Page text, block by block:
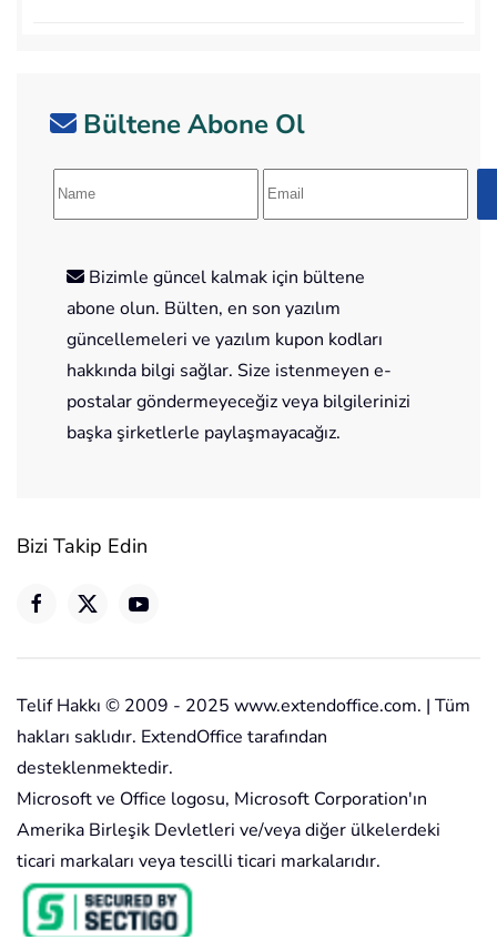
Bültene Abone Ol
Bizimle güncel kalmak için bültene
abone olun. Bülten, en son yazılım
güncellemeleri ve yazılım kupon kodları
hakkında bilgi sağlar. Size istenmeyen e-
postalar göndermeyeceğiz veya bilgilerinizi
başka şirketlerle paylaşmayacağız.
Bizi Takip Edin
Telif Hakkı © 2009 - 2025 www.extendoffice.com. | Tüm
hakları saklıdır. ExtendOffice tarafından
desteklenmektedir.
Microsoft ve Office logosu, Microsoft Corporation'ın
Amerika Birleşik Devletleri ve/veya diğer ülkelerdeki
ticari markaları veya tescilli ticari markalarıdır.